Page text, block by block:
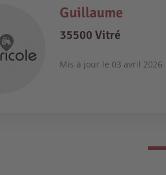
Guillaume
35500 Vitré
Mis à jour le 03 avril 2026